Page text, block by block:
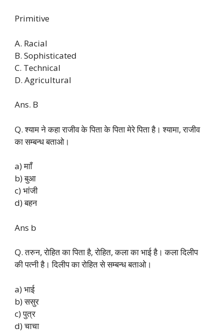
Primitive
A. Racial
B. Sophisticated
C. Technical
D. Agricultural
Ans. B
Q. श्याम ने कहा राजीव के पिता के पिता मेरे पिता है। श्यामा, राजीव
का सम्बन्ध बताओ।
a) मााँ
b) बुआ
c) भांजी
d) बहन
Ans b
Q. तरुन, रोहित का पिता है, रोहित, कला का भाई है। कला दिलीप
की पत्नी है। दिलीप का रोहित से सम्बन्ध बताओ।
a) भाई
b) ससुर
c) पुत्र
d) चाचा